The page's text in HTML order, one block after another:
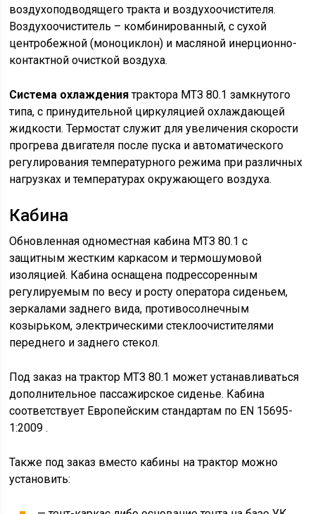
воздухоподводящего тракта и воздухоочистителя.
Воздухоочиститель – комбинированный, с сухой
центробежной (моноциклон) и масляной инерционно-
контактной очисткой воздуха.
Система охлаждениятрактора МТЗ 80.1 замкнутого
типа, с принудительной циркуляцией охлаждающей
жидкости. Термостат служит для увеличения скорости
прогрева двигателя после пуска и автоматического
регулирования температурного режима при различных
нагрузках и температурах окружающего воздуха.
Кабина
Обновленная одноместная кабина МТЗ 80.1 с
защитным жестким каркасом и термошумовой
изоляцией. Кабина оснащена подрессоренным
регулируемым по весу и росту оператора сиденьем,
зеркалами заднего вида, противосолнечным
козырьком, электрическими стеклоочистителями
переднего и заднего стекол.
Под заказ на трактор МТЗ 80.1 может устанавливаться
дополнительное пассажирское сиденье. Кабина
соответствует Европейским стандартам по EN 15695-
1:2009 .
Также под заказ вместо кабины на трактор можно
установить: